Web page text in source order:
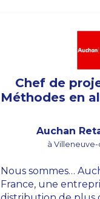
Chef de
Méthodes en
Auchan
à Villeneuve-
Nous sommes…
France, une